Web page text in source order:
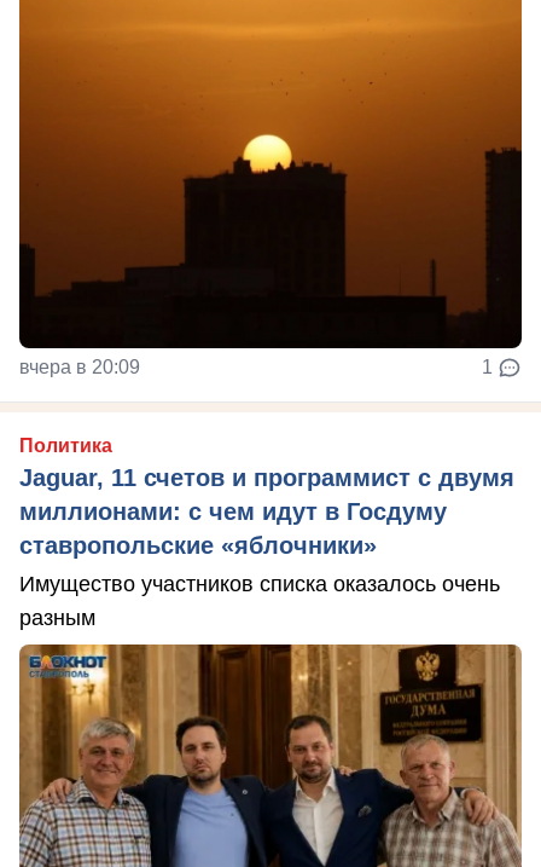
вчера в 20:09 1
Политика
Jaguar, 11 счетов и программист с двумя
миллионами: с чем идут в Госдуму
ставропольские «яблочники»
Имущество участников списка оказалось очень
разным